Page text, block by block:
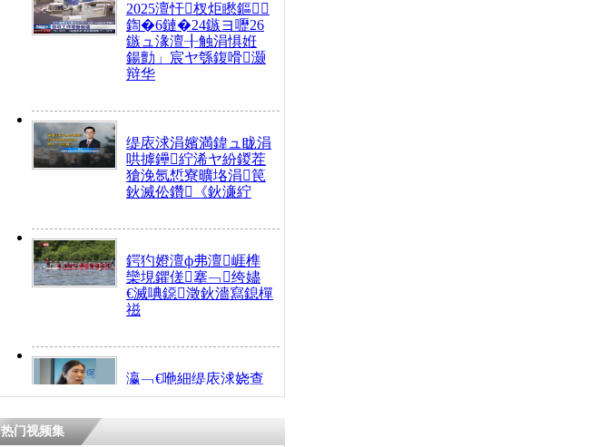
2025澶忓杈炬矁鏂
鍧�6鏈�24鏃ヨ嚦26
鏃ュ湪澶╂触涓惧姙
鍚勯」宸ヤ綔鍑嗗灏
辩华
缇庡浗涓嬪満鍏ュ眬涓
哄摢鑸紵浠ヤ紛鍐茬
獊浼氬惁寮曠垎涓笢
鈥滅伀鑽《鈥濓紵
鍔犳嬁澶ф弗澶崕榫
欒垷鑺傞搴﹁绔嬧
€滅唺鐚澂鈥濇寫鎴樿
禌
瀛﹁€咃細缇庡浗娆查
€间笢鍗椾簹涓庝腑鍥
熷悎浣� 涓ㄥ浗闄呰
热门视频集